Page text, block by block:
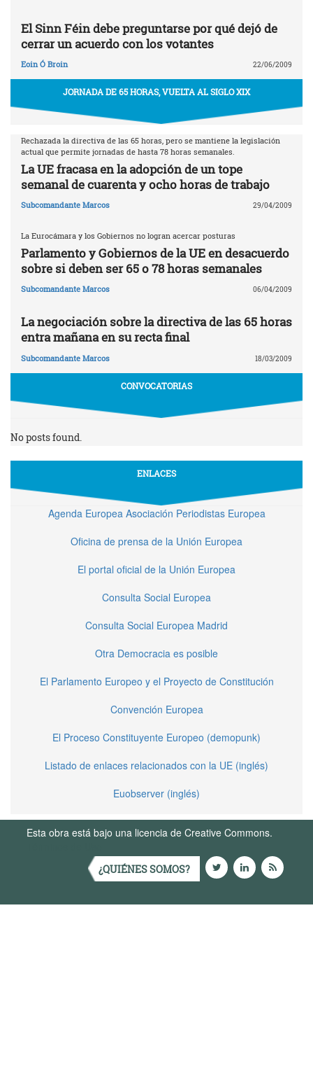
El Sinn Féin debe preguntarse por qué dejó de
cerrar un acuerdo con los votantes
Eoin Ó Broin 22/06/2009
JORNADA DE 65 HORAS, VUELTA AL SIGLO XIX
Rechazada la directiva de las 65 horas, pero se mantiene la legislación
actual que permite jornadas de hasta 78 horas semanales.
La UE fracasa en la adopción de un tope
semanal de cuarenta y ocho horas de trabajo
Subcomandante Marcos 29/04/2009
La Eurocámara y los Gobiernos no logran acercar posturas
Parlamento y Gobiernos de la UE en desacuerdo
sobre si deben ser 65 o 78 horas semanales
Subcomandante Marcos 06/04/2009
La negociación sobre la directiva de las 65 horas
entra mañana en su recta final
Subcomandante Marcos 18/03/2009
CONVOCATORIAS
No posts found.
ENLACES
Agenda Europea Asociación Periodistas Europea
Oficina de prensa de la Unión Europea
El portal oficial de la Unión Europea
Consulta Social Europea
Consulta Social Europea Madrid
Otra Democracia es posible
El Parlamento Europeo y el Proyecto de Constitución
Convención Europea
El Proceso Constituyente Europeo (demopunk)
Listado de enlaces relacionados con la UE (inglés)
Euobserver (inglés)
Esta obra está bajo una licencia de Creative Commons.
¿QUIÉNES SOMOS?